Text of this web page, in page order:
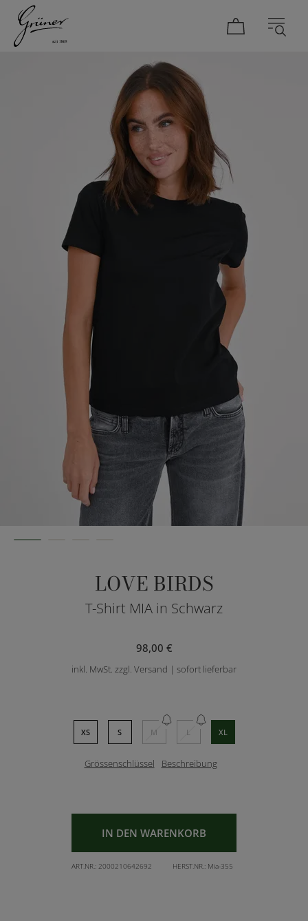
LOVE BIRDS
T-Shirt MIA in Schwarz
98,00 €
inkl. MwSt. zzgl. Versand | sofort lieferbar
XS S M L XL
Grössenschlüssel Beschreibung
IN DEN WARENKORB
ART.NR.: 2000210642692 HERST.NR.: Mia-355
HERREN